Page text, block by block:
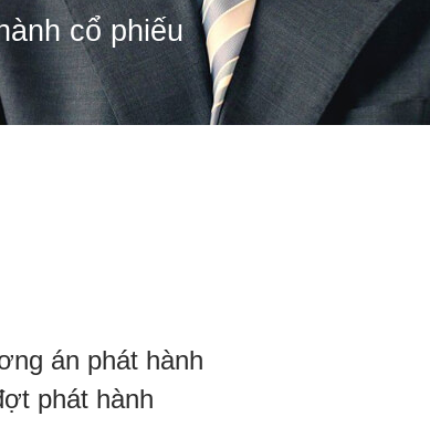
cổ phiếu
án phát hành
phát hành